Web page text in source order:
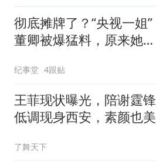
彻底摊牌了？“央视一姐”
董卿被爆猛料，原来她和
纪事堂 4跟贴
王菲现状曝光，陪谢霆锋
低调现身西安，素颜也美
了舞天下